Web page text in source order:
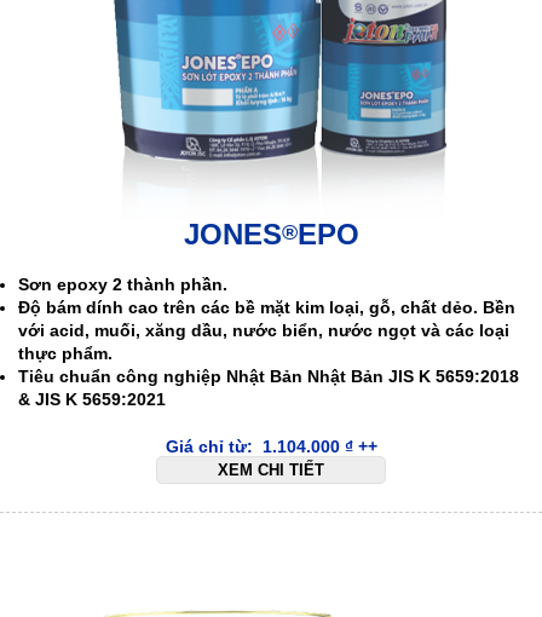
JONES®EPO
Sơn epoxy 2 thành phần.
Độ bám dính cao trên các bề mặt kim loại, gỗ, chất dẻo. Bền
với acid, muối, xăng dầu, nước biển, nước ngọt và các loại
thực phẩm.
Tiêu chuẩn công nghiệp Nhật Bản Nhật Bản JIS K 5659:2018
& JIS K 5659:2021
Giá chỉ từ: 1.104.000 ₫++
XEM CHI TIẾT